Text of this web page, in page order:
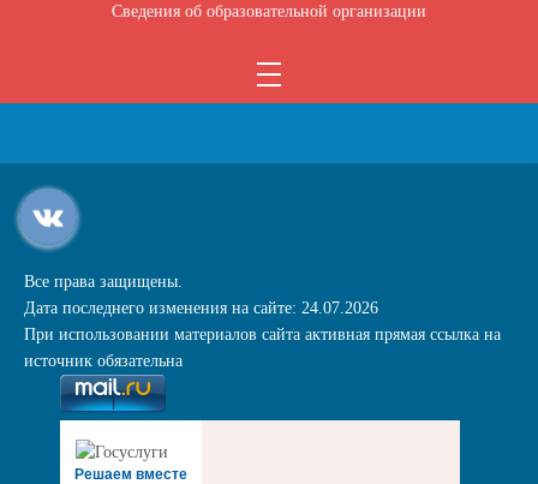
Сведения об образовательной организации
Все права защищены.
Дата последнего изменения на сайте: 24.07.2026
При использовании материалов сайта активная прямая ссылка на
источник обязательна
Решаем вместе